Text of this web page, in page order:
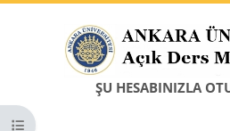
ŞU HESABINIZLA
Kurs dizinini aç